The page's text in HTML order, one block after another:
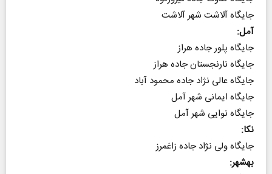
جایگاه آلاشت شهر آلاشت
آمل:
جایگاه پلور جاده هراز
جایگاه نارنجستان جاده هراز
جایگاه عالی نژاد جاده محمود آباد
جایگاه ایمانی شهر آمل
جایگاه نوایی شهر آمل
نکا:
جایگاه ولی نژاد جاده زاغمرز
بهشهر: